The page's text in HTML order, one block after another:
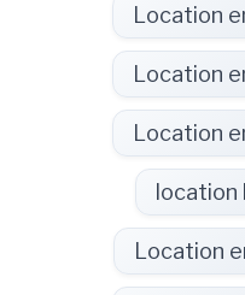
Location
Location
Location
location
Location